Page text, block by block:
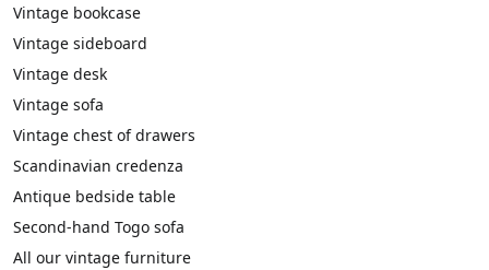
Vintage bookcase
Vintage sideboard
Vintage desk
Vintage sofa
Vintage chest of drawers
Scandinavian credenza
Antique bedside table
Second-hand Togo sofa
All our vintage furniture